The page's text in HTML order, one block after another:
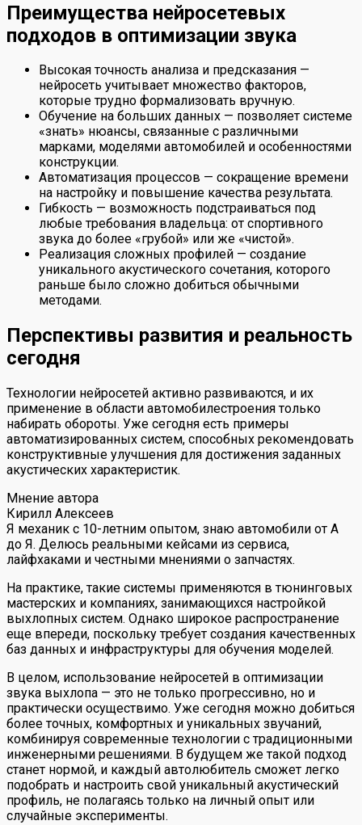
Преимущества нейросетевых
подходов в оптимизации звука
Высокая точность анализа и предсказания —
нейросеть учитывает множество факторов,
которые трудно формализовать вручную.
Обучение на больших данных — позволяет системе
«знать» нюансы, связанные с различными
марками, моделями автомобилей и особенностями
конструкции.
Автоматизация процессов — сокращение времени
на настройку и повышение качества результата.
Гибкость — возможность подстраиваться под
любые требования владельца: от спортивного
звука до более «грубой» или же «чистой».
Реализация сложных профилей — создание
уникального акустического сочетания, которого
раньше было сложно добиться обычными
методами.
Перспективы развития и реальность
сегодня
Технологии нейросетей активно развиваются, и их
применение в области автомобилестроения только
набирать обороты. Уже сегодня есть примеры
автоматизированных систем, способных рекомендовать
конструктивные улучшения для достижения заданных
акустических характеристик.
Мнение автора
Кирилл Алексеев
Я механик с 10-летним опытом, знаю автомобили от А
до Я. Делюсь реальными кейсами из сервиса,
лайфхаками и честными мнениями о запчастях.
На практике, такие системы применяются в тюнинговых
мастерских и компаниях, занимающихся настройкой
выхлопных систем. Однако широкое распространение
еще впереди, поскольку требует создания качественных
баз данных и инфраструктуры для обучения моделей.
В целом, использование нейросетей в оптимизации
звука выхлопа — это не только прогрессивно, но и
практически осуществимо. Уже сегодня можно добиться
более точных, комфортных и уникальных звучаний,
комбинируя современные технологии с традиционными
инженерными решениями. В будущем же такой подход
станет нормой, и каждый автолюбитель сможет легко
подобрать и настроить свой уникальный акустический
профиль, не полагаясь только на личный опыт или
случайные эксперименты.